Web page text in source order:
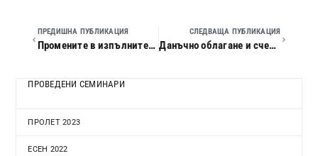
ПРЕДИШНА ПУБЛИКАЦИЯ
Промените в изпълнителния процес, в заповедното и касационното производство
СЛЕДВАЩА ПУБЛИКАЦИЯ
Данъчно облагане и счетоводно приключване на 2017 г.
ПРОВЕДЕНИ СЕМИНАРИ
ПРОЛЕТ 2023
ЕСЕН 2022